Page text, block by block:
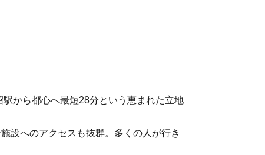
から都心へ最短28分という恵まれた立地
設へのアクセスも抜群。多くの人が行き